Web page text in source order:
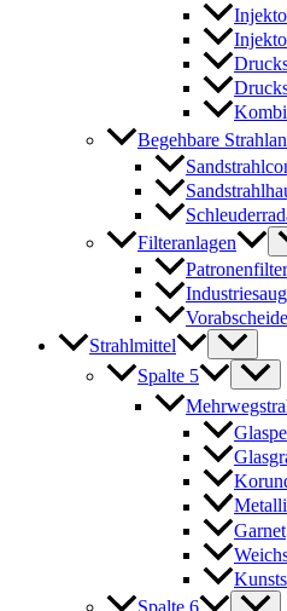
Begehbare
Filteranlagen
Patronenfilter
Strahlmittel
Spalte 5
Garnet
Spalte 6